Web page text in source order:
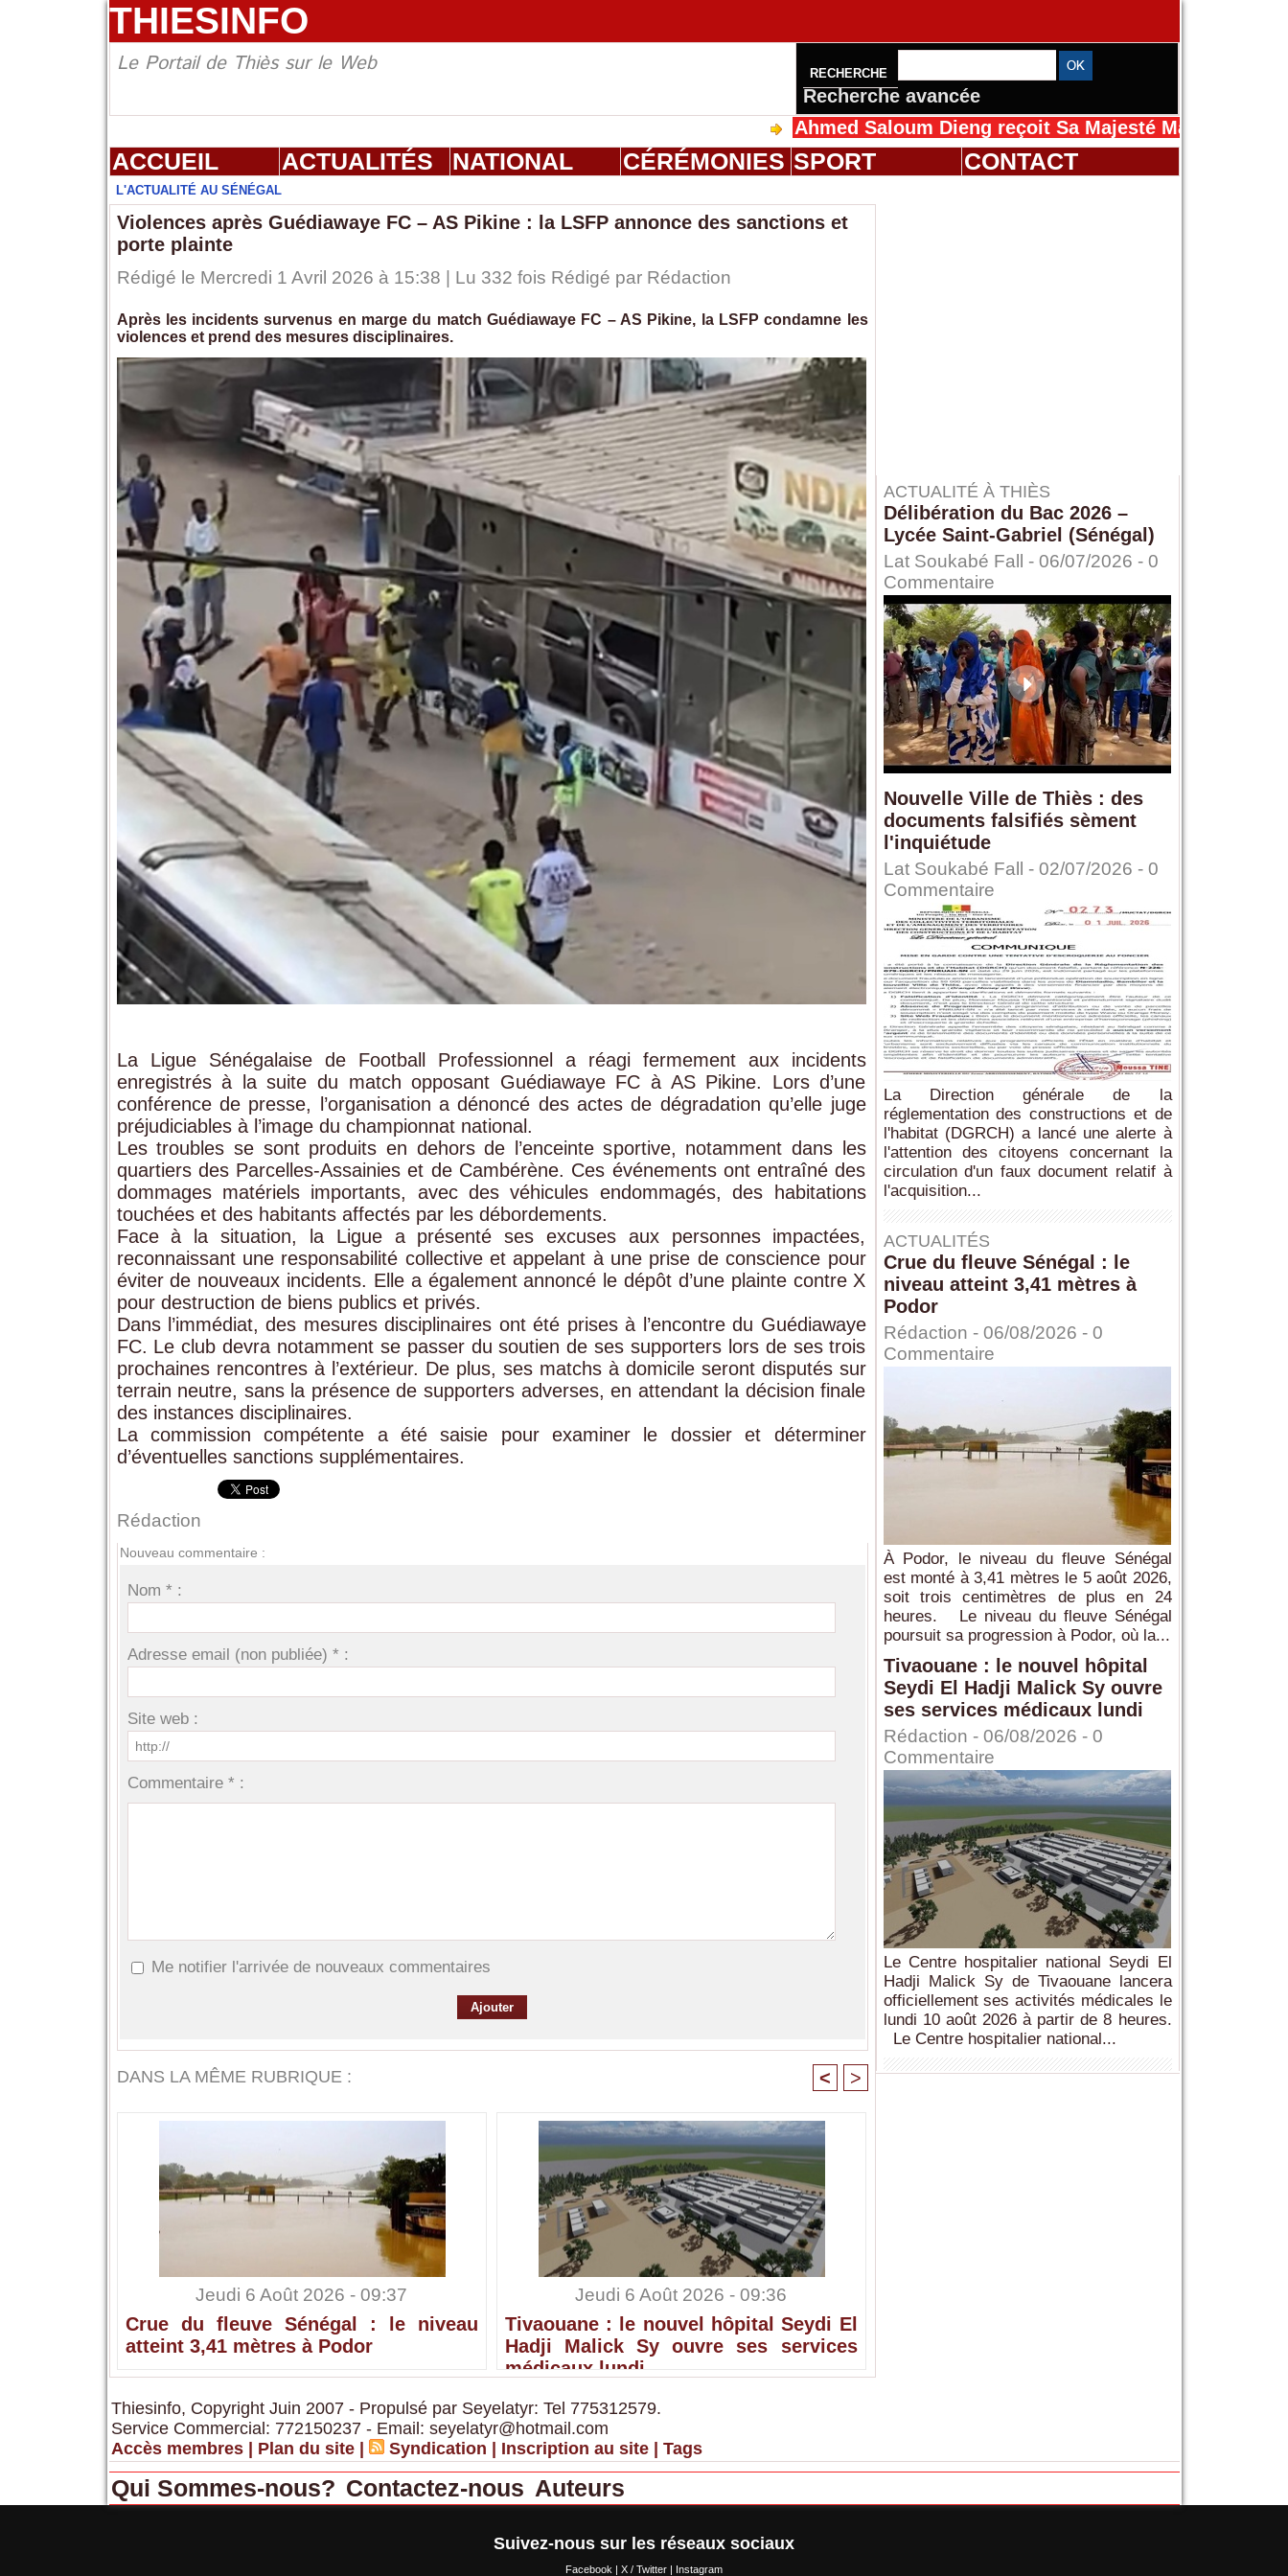
THIESINFO
Le Portail de Thiès sur le Web RECHERCHE
Recherche avancée
Ahmed Saloum Dieng reçoit Sa Majesté Mansah Cissé au
ACCUEIL ACTUALITÉS NATIONAL CÉRÉMONIES SPORT CONTACT
L'ACTUALITÉ AU SÉNÉGAL
Violences après Guédiawaye FC – AS Pikine : la LSFP annonce des sanctions et
porte plainte
Rédigé le Mercredi 1 Avril 2026 à 15:38 | Lu 332 fois Rédigé par Rédaction
Après les incidents survenus en marge du match Guédiawaye FC – AS Pikine, la LSFP condamne les
violences et prend des mesures disciplinaires.
La Ligue Sénégalaise de Football Professionnel a réagi fermement aux incidents
enregistrés à la suite du match opposant Guédiawaye FC à AS Pikine. Lors d’une
conférence de presse, l’organisation a dénoncé des actes de dégradation qu’elle juge
préjudiciables à l’image du championnat national.
Les troubles se sont produits en dehors de l’enceinte sportive, notamment dans les
quartiers des Parcelles-Assainies et de Cambérène. Ces événements ont entraîné des
dommages matériels importants, avec des véhicules endommagés, des habitations
touchées et des habitants affectés par les débordements.
Face à la situation, la Ligue a présenté ses excuses aux personnes impactées,
reconnaissant une responsabilité collective et appelant à une prise de conscience pour
éviter de nouveaux incidents. Elle a également annoncé le dépôt d’une plainte contre X
pour destruction de biens publics et privés.
Dans l’immédiat, des mesures disciplinaires ont été prises à l’encontre du Guédiawaye
FC. Le club devra notamment se passer du soutien de ses supporters lors de ses trois
prochaines rencontres à l’extérieur. De plus, ses matchs à domicile seront disputés sur
terrain neutre, sans la présence de supporters adverses, en attendant la décision finale
des instances disciplinaires.
La commission compétente a été saisie pour examiner le dossier et déterminer
d’éventuelles sanctions supplémentaires.
Rédaction
Nouveau commentaire :
Nom * :
Adresse email (non publiée) * :
Site web :
Commentaire * :
Me notifier l'arrivée de nouveaux commentaires
DANS LA MÊME RUBRIQUE : < >
Jeudi 6 Août 2026 - 09:37
Crue du fleuve Sénégal : le niveau
atteint 3,41 mètres à Podor
Jeudi 6 Août 2026 - 09:36
Tivaouane : le nouvel hôpital Seydi El
Hadji Malick Sy ouvre ses services
médicaux lundi
ACTUALITÉ À THIÈS
Délibération du Bac 2026 –
Lycée Saint-Gabriel (Sénégal)
Lat Soukabé Fall - 06/07/2026 - 0
Commentaire
Nouvelle Ville de Thiès : des
documents falsifiés sèment
l'inquiétude
Lat Soukabé Fall - 02/07/2026 - 0
Commentaire
La Direction générale de la
réglementation des constructions et de
l'habitat (DGRCH) a lancé une alerte à
l'attention des citoyens concernant la
circulation d'un faux document relatif à
l'acquisition...
ACTUALITÉS
Crue du fleuve Sénégal : le
niveau atteint 3,41 mètres à
Podor
Rédaction - 06/08/2026 - 0
Commentaire
À Podor, le niveau du fleuve Sénégal
est monté à 3,41 mètres le 5 août 2026,
soit trois centimètres de plus en 24
heures. Le niveau du fleuve Sénégal
poursuit sa progression à Podor, où la...
Tivaouane : le nouvel hôpital
Seydi El Hadji Malick Sy ouvre
ses services médicaux lundi
Rédaction - 06/08/2026 - 0
Commentaire
Le Centre hospitalier national Seydi El
Hadji Malick Sy de Tivaouane lancera
officiellement ses activités médicales le
lundi 10 août 2026 à partir de 8 heures.
Le Centre hospitalier national...
Thiesinfo, Copyright Juin 2007 - Propulsé par Seyelatyr: Tel 775312579.
Service Commercial: 772150237 - Email: seyelatyr@hotmail.com
Accès membres
Plan du site Syndication Inscription au site Tags
Qui Sommes-nous? Contactez-nous Auteurs
Suivez-nous sur les réseaux sociaux
Facebook X / Twitter Instagram